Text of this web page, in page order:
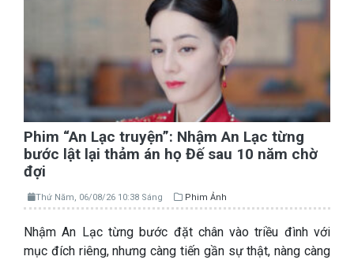
Phim “An Lạc truyện”: Nhậm An Lạc từng
bước lật lại thảm án họ Đế sau 10 năm chờ
đợi
Thứ Năm, 06/08/26 10:38 Sáng Phim Ảnh
Nhậm An Lạc từng bước đặt chân vào triều đình với
mục đích riêng, nhưng càng tiến gần sự thật, nàng càng